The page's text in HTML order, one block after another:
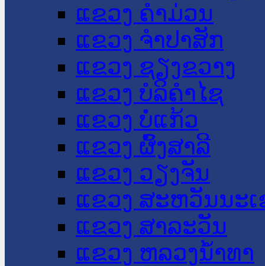
ແຂວງ ຄໍາມ່ວນ
ແຂວງ ຈໍາປາສັກ
ແຂວງ ຊຽງຂວາງ
ແຂວງ ບໍລິຄໍາໄຊ
ແຂວງ ບໍ່ແກ້ວ
ແຂວງ ຜົ້ງສາລີ
ແຂວງ ວຽງຈັນ
ແຂວງ ສະຫວັນນະ
ແຂວງ ສາລະວັນ
ແຂວງ ຫລວງນໍ້າທາ